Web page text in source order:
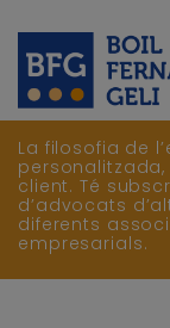
La filosofia de
client. Té
d’advocats
diferents
empresarials.